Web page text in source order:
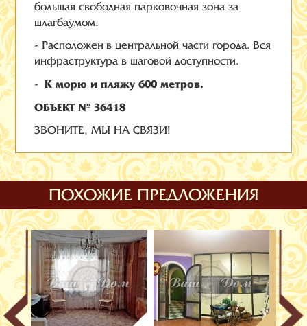
большая свободная парковочная зона за
шлагбаумом.
- Расположен в центральной части города. Вся
инфраструктура в шаговой доступности.
- К морю и пляжу 600 метров.
ОБЪЕКТ № 36418
ЗВОНИТЕ, МЫ НА СВЯЗИ!
ПОХОЖИЕ ПРЕДЛОЖЕНИЯ